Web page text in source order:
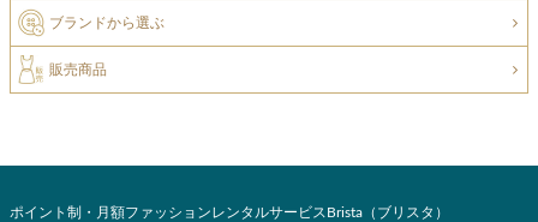
ブランドから選ぶ
販売商品
ポイント制・月額ファッションレンタルサービスBrista（ブリスタ）